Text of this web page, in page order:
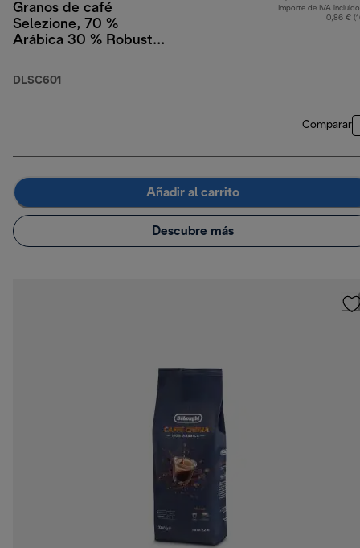
Granos de café
Selezione, 70 %
Arábica 30 % Robusta,
DLSC601
Importe de IVA
0,86 €
Comparar
Añadir al carrito
Descubre más